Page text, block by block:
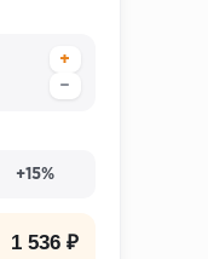
+
−
+15%
1 536 ₽